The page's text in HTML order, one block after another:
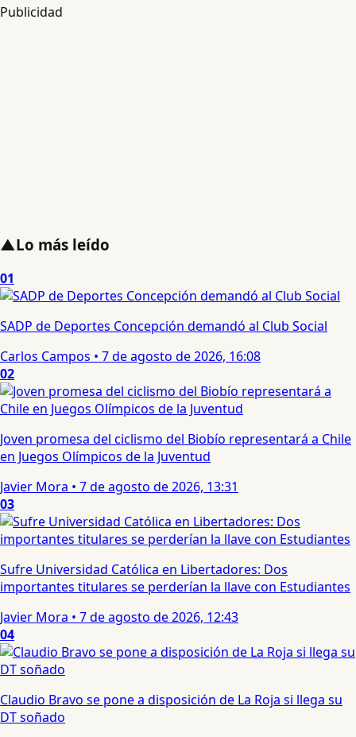
Publicidad
▲Lo más leído
01
SADP de Deportes Concepción demandó al Club Social
Carlos Campos • 7 de agosto de 2026, 16:08
02
Joven promesa del ciclismo del Biobío representará a Chile
en Juegos Olímpicos de la Juventud
Javier Mora • 7 de agosto de 2026, 13:31
03
Sufre Universidad Católica en Libertadores: Dos
importantes titulares se perderían la llave con Estudiantes
Javier Mora • 7 de agosto de 2026, 12:43
04
Claudio Bravo se pone a disposición de La Roja si llega su
DT soñado